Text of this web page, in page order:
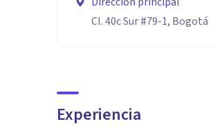
Cl. 40c Sur #79-1, Bogotá
Experiencia